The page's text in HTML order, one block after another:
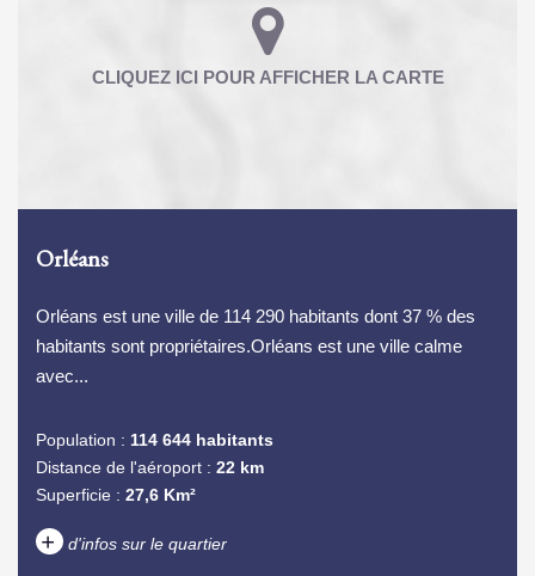
Orléans
Orléans est une ville de 114 290 habitants dont 37 % des
habitants sont propriétaires.Orléans est une ville calme
avec...
Population : 114 644 habitants
Distance de l'aéroport : 22 km
Superficie : 27,6 Km²
+ d'infos sur le quartier